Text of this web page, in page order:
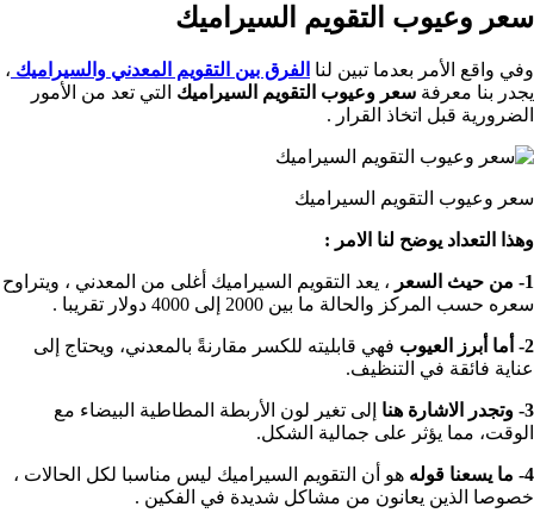
سعر وعيوب التقويم السيراميك
وفي واقع الأمر بعدما تبين لنا الفرق بين التقويم المعدني والسيراميك ،
يجدر بنا معرفة سعر وعيوب التقويم السيراميك التي تعد من الأمور
الضرورية قبل اتخاذ القرار .
سعر وعيوب التقويم السيراميك
وهذا التعداد يوضح لنا الامر :
1- من حيث السعر
، يعد التقويم السيراميك أغلى من المعدني ، ويتراوح
سعره حسب المركز والحالة ما بين 2000 إلى 4000 دولار تقريبا .
2- أما أبرز العيوب
فهي قابليته للكسر مقارنةً بالمعدني، ويحتاج إلى
عناية فائقة في التنظيف.
3- وتجدر الاشارة هنا
إلى تغير لون الأربطة المطاطية البيضاء مع
الوقت، مما يؤثر على جمالية الشكل.
4- ما يسعنا قوله
هو أن التقويم السيراميك ليس مناسبا لكل الحالات ،
خصوصا الذين يعانون من مشاكل شديدة في الفكين .